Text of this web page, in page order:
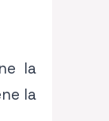
la
la